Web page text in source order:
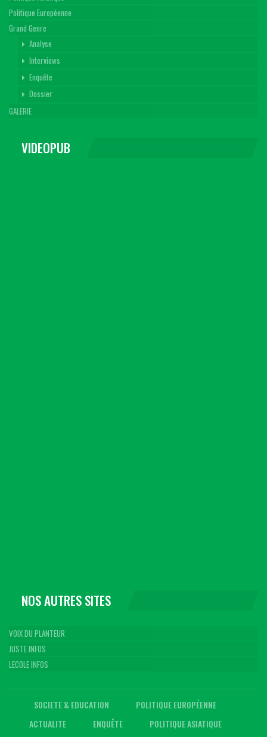
Politique Européenne
Grand Genre
Analyse
Interviews
Enquête
Dossier
GALERIE
VIDEOPUB
NOS AUTRES SITES
VOIX DU PLANTEUR
JUSTE INFOS
LECOLE INFOS
SOCIETE & EDUCATION
POLITIQUE EUROPÉENNE
ACTUALITE
ENQUÊTE POLITIQUE ASIATIQUE